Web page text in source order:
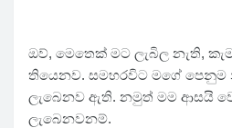
ඔව්, මෙතෙක් මට ලැබිල නැති,
තියෙනව. සමහරවිට මගේ පෙනුම
ලැබෙනව ඇති. නමුත් මම ආසයි
ලැබෙනවනම්.